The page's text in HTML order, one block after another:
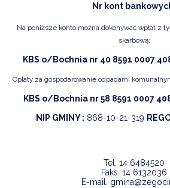
Nr kont
Na poniższe konto można dokonywać wpłat z
skarbową:
KBS o/Bochnia nr 40 8591 0007
Opłaty za gospodarowanie odpadami
KBS o/Bochnia nr 58 8591 0007
NIP GMINY : 868-10-21-319
Tel. 14 6484520
Faks. 14 6132036
E-mail.